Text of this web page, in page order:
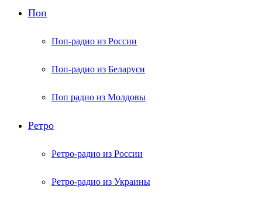
Поп
Поп-радио из России
Поп-радио из Беларуси
Поп радио из Молдовы
Ретро
Ретро-радио из России
Ретро-радио из Украины